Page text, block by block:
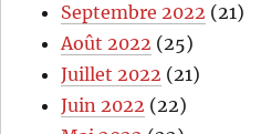
Septembre 2022 (21)
Août 2022 (25)
Juillet 2022 (21)
Juin 2022 (22)